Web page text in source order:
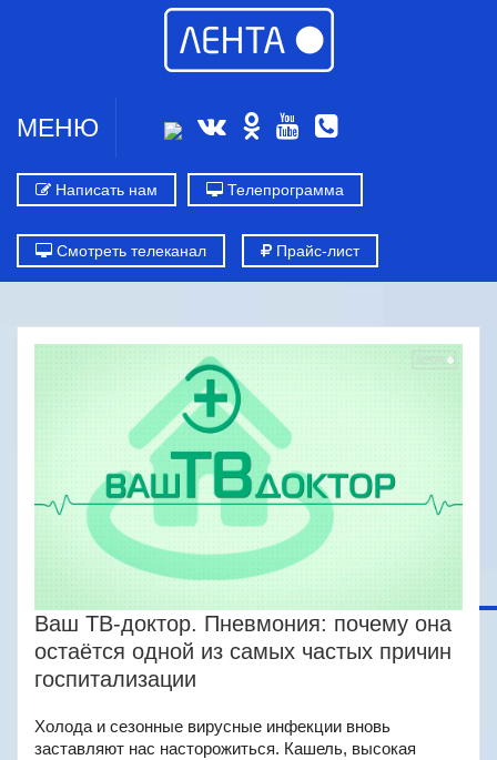
МЕНЮ
Написать нам Телепрограмма
Смотреть телеканал Прайс-лист
Ваш ТВ-доктор. Пневмония: почему она
остаётся одной из самых частых причин
госпитализации
Холода и сезонные вирусные инфекции вновь
заставляют нас насторожиться. Кашель, высокая